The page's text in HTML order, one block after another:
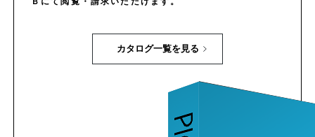
カタログ一覧を見る